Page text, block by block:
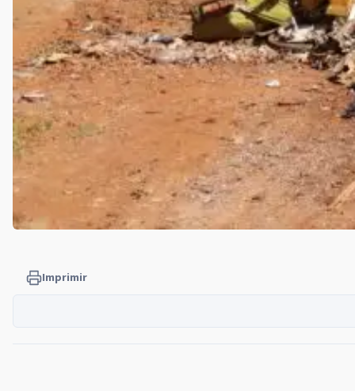
Imprimir